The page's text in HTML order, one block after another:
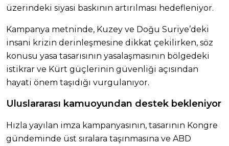
üzerindeki siyasi baskının artırılması hedefleniyor.
Kampanya metninde, Kuzey ve Doğu Suriye’deki
insani krizin derinleşmesine dikkat çekilirken, söz
konusu yasa tasarısının yasalaşmasının bölgedeki
istikrar ve Kürt güçlerinin güvenliği açısından
hayati önem taşıdığı vurgulanıyor.
Uluslararası kamuoyundan destek bekleniyor
Hızla yayılan imza kampanyasının, tasarının Kongre
gündeminde üst sıralara taşınmasına ve ABD